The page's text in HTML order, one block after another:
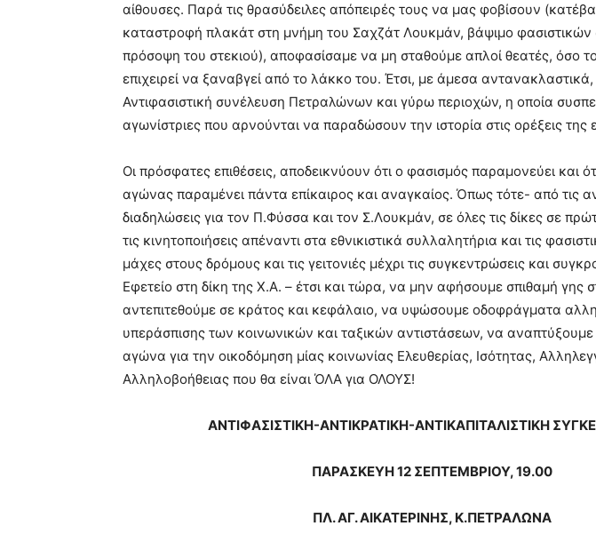
αίθουσες. Παρά τις θρασύδειλες απόπειρές τους να μας φοβίσουν
καταστροφή πλακάτ στη μνήμη του Σαχζάτ Λουκμάν, βάψιμο
πρόσοψη του στεκιού), αποφασίσαμε να μη σταθούμε απλοί θεατές, όσο
επιχειρεί να ξαναβγεί από το λάκκο του. Έτσι, με άμεσα
Αντιφασιστική συνέλευση Πετραλώνων και γύρω περιοχών, η οποία
αγωνίστριες που αρνούνται να παραδώσουν την ιστορία στις ορέξεις της
Οι πρόσφατες επιθέσεις, αποδεικνύουν ότι ο φασισμός παραμονεύει και
αγώνας παραμένει πάντα επίκαιρος και αναγκαίος. Όπως τότε- από τις
διαδηλώσεις για τον Π.Φύσσα και τον Σ.Λουκμάν, σε όλες τις δίκες σε
τις κινητοποιήσεις απέναντι στα εθνικιστικά συλλαλητήρια και τις
μάχες στους δρόμους και τις γειτονιές μέχρι τις συγκεντρώσεις και
Εφετείο στη δίκη της Χ.Α. – έτσι και τώρα, να μην αφήσουμε σπιθαμή γης
αντεπιτεθούμε σε κράτος και κεφάλαιο, να υψώσουμε οδοφράγματα
υπεράσπισης των κοινωνικών και ταξικών αντιστάσεων, να
αγώνα για την οικοδόμηση μίας κοινωνίας Ελευθερίας, Ισότητας,
Αλληλοβοήθειας που θα είναι ΌΛΑ για ΟΛΟΥΣ!
ΑΝΤΙΦΑΣΙΣΤΙΚΗ-ΑΝΤΙΚΡΑΤΙΚΗ-ΑΝΤΙΚΑΠΙΤΑΛΙΣΤΙΚΗ
ΠΑΡΑΣΚΕΥΗ 12 ΣΕΠΤΕΜΒΡΙΟΥ, 19.00
ΠΛ. ΑΓ. ΑΙΚΑΤΕΡΙΝΗΣ, Κ.ΠΕΤΡΑΛΩΝΑ